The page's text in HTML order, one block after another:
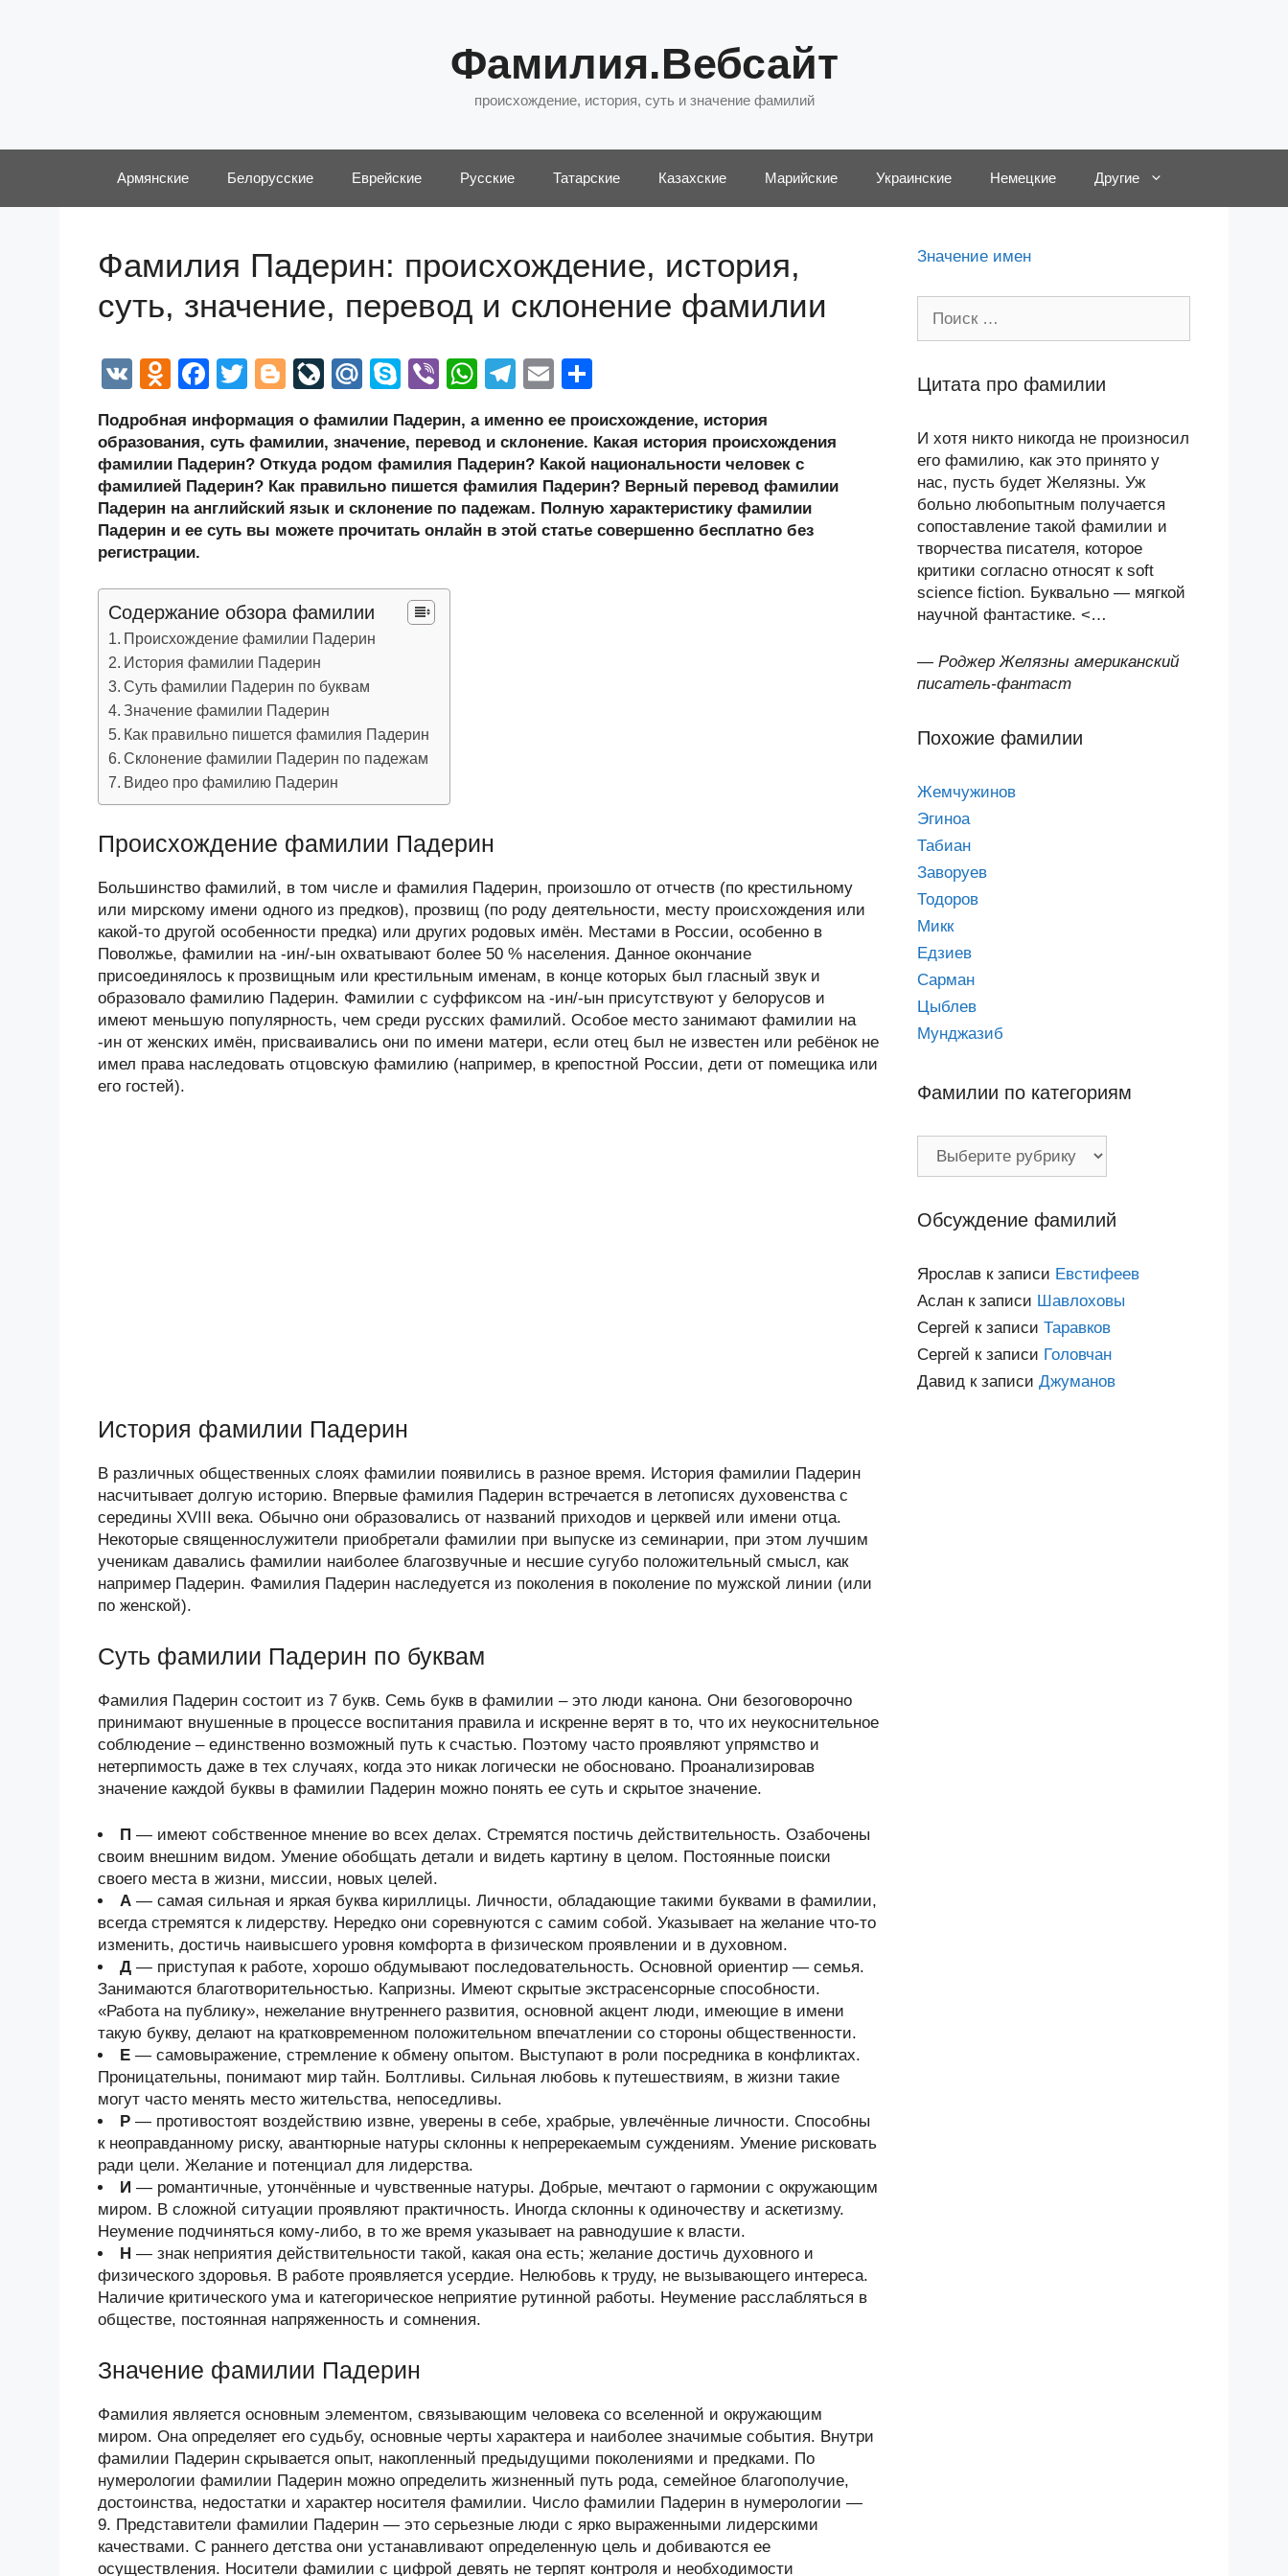
Фамилия.Вебсайт
происхождение, история, суть и значение фамилий
Армянские Белорусские Еврейские Русские Татарские Казахские Марийские Украинские Немецкие Другие
Фамилия Падерин: происхождение, история,
суть, значение, перевод и склонение фамилии
V
O
n
o
kl
a
ss
ni
ki
F
c
e
b
o
k
T
tt
er
Bl
g
g
er
Li
e
J
o
ur
al
M
.R
u
S
p
e
Vi
er
W
at
s
A
p
T
e
gr
a
m
E
ail р
а
в
и
Подробная информация о фамилии Падерин, а именно ее происхождение, история
образования, суть фамилии, значение, перевод и склонение. Какая история происхождения
фамилии Падерин? Откуда родом фамилия Падерин? Какой национальности человек с
фамилией Падерин? Как правильно пишется фамилия Падерин? Верный перевод фамилии
Падерин на английский язык и склонение по падежам. Полную характеристику фамилии
Падерин и ее суть вы можете прочитать онлайн в этой статье совершенно бесплатно без
регистрации.
Содержание обзора фамилии
Происхождение фамилии Падерин
История фамилии Падерин
Суть фамилии Падерин по буквам
Значение фамилии Падерин
Как правильно пишется фамилия Падерин
Склонение фамилии Падерин по падежам
Видео про фамилию Падерин
Происхождение фамилии Падерин
Большинство фамилий, в том числе и фамилия Падерин, произошло от отчеств (по крестильному
или мирскому имени одного из предков), прозвищ (по роду деятельности, месту происхождения или
какой-то другой особенности предка) или других родовых имён. Местами в России, особенно в
Поволжье, фамилии на -ин/-ын охватывают более 50 % населения. Данное окончание
присоединялось к прозвищным или крестильным именам, в конце которых был гласный звук и
образовало фамилию Падерин. Фамилии с суффиксом на -ин/-ын присутствуют у белорусов и
имеют меньшую популярность, чем среди русских фамилий. Особое место занимают фамилии на
-ин от женских имён, присваивались они по имени матери, если отец был не известен или ребёнок не
имел права наследовать отцовскую фамилию (например, в крепостной России, дети от помещика или
его гостей).
История фамилии Падерин
В различных общественных слоях фамилии появились в разное время. История фамилии Падерин
насчитывает долгую историю. Впервые фамилия Падерин встречается в летописях духовенства с
середины XVIII века. Обычно они образовались от названий приходов и церквей или имени отца.
Некоторые священнослужители приобретали фамилии при выпуске из семинарии, при этом лучшим
ученикам давались фамилии наиболее благозвучные и несшие сугубо положительный смысл, как
например Падерин. Фамилия Падерин наследуется из поколения в поколение по мужской линии (или
по женской).
Суть фамилии Падерин по буквам
Фамилия Падерин состоит из 7 букв. Семь букв в фамилии – это люди канона. Они безоговорочно
принимают внушенные в процессе воспитания правила и искренне верят в то, что их неукоснительное
соблюдение – единственно возможный путь к счастью. Поэтому часто проявляют упрямство и
нетерпимость даже в тех случаях, когда это никак логически не обосновано. Проанализировав
значение каждой буквы в фамилии Падерин можно понять ее суть и скрытое значение.
П — имеют собственное мнение во всех делах. Стремятся постичь действительность. Озабочены
своим внешним видом. Умение обобщать детали и видеть картину в целом. Постоянные поиски
своего места в жизни, миссии, новых целей.
А — самая сильная и яркая буква кириллицы. Личности, обладающие такими буквами в фамилии,
всегда стремятся к лидерству. Нередко они соревнуются с самим собой. Указывает на желание что-то
изменить, достичь наивысшего уровня комфорта в физическом проявлении и в духовном.
Д — приступая к работе, хорошо обдумывают последовательность. Основной ориентир — семья.
Занимаются благотворительностью. Капризны. Имеют скрытые экстрасенсорные способности.
«Работа на публику», нежелание внутреннего развития, основной акцент люди, имеющие в имени
такую букву, делают на кратковременном положительном впечатлении со стороны общественности.
Е — самовыражение, стремление к обмену опытом. Выступают в роли посредника в конфликтах.
Проницательны, понимают мир тайн. Болтливы. Сильная любовь к путешествиям, в жизни такие
могут часто менять место жительства, непоседливы.
Р — противостоят воздействию извне, уверены в себе, храбрые, увлечённые личности. Способны
к неоправданному риску, авантюрные натуры склонны к непререкаемым суждениям. Умение рисковать
ради цели. Желание и потенциал для лидерства.
И — романтичные, утончённые и чувственные натуры. Добрые, мечтают о гармонии с окружающим
миром. В сложной ситуации проявляют практичность. Иногда склонны к одиночеству и аскетизму.
Неумение подчиняться кому-либо, в то же время указывает на равнодушие к власти.
Н — знак неприятия действительности такой, какая она есть; желание достичь духовного и
физического здоровья. В работе проявляется усердие. Нелюбовь к труду, не вызывающего интереса.
Наличие критического ума и категорическое неприятие рутинной работы. Неумение расслабляться в
обществе, постоянная напряженность и сомнения.
Значение фамилии Падерин
Фамилия является основным элементом, связывающим человека со вселенной и окружающим
миром. Она определяет его судьбу, основные черты характера и наиболее значимые события. Внутри
фамилии Падерин скрывается опыт, накопленный предыдущими поколениями и предками. По
нумерологии фамилии Падерин можно определить жизненный путь рода, семейное благополучие,
достоинства, недостатки и характер носителя фамилии. Число фамилии Падерин в нумерологии —
9. Представители фамилии Падерин — это серьезные люди с ярко выраженными лидерскими
качествами. С раннего детства они устанавливают определенную цель и добиваются ее
осуществления. Носители фамилии с цифрой девять не терпят контроля и необходимости
Значение имен
Цитата про фамилии
И хотя никто никогда не произносил
его фамилию, как это принято у
нас, пусть будет Желязны. Уж
больно любопытным получается
сопоставление такой фамилии и
творчества писателя, которое
критики согласно относят к soft
science fiction. Буквально — мягкой
научной фантастике. <…
— Роджер Желязны американский
писатель-фантаст
Похожие фамилии
Жемчужинов
Эгиноа
Табиан
Заворуев
Тодоров
Микк
Едзиев
Сарман
Цыблев
Мунджазиб
Фамилии по категориям
Обсуждение фамилий
Ярослав к записи Евстифеев
Аслан к записи Шавлоховы
Сергей к записи Таравков
Сергей к записи Головчан
Давид к записи Джуманов